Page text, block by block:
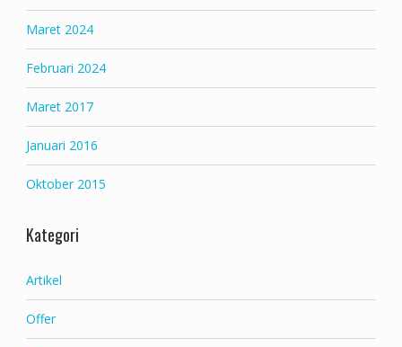
Maret 2024
Februari 2024
Maret 2017
Januari 2016
Oktober 2015
Kategori
Artikel
Offer